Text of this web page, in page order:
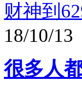
财神到
18/10/13
很多人